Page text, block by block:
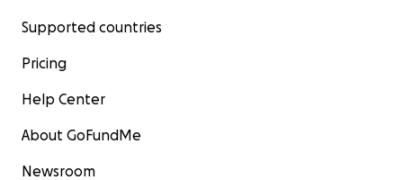
Supported countries
Pricing
Help Center
About GoFundMe
Newsroom